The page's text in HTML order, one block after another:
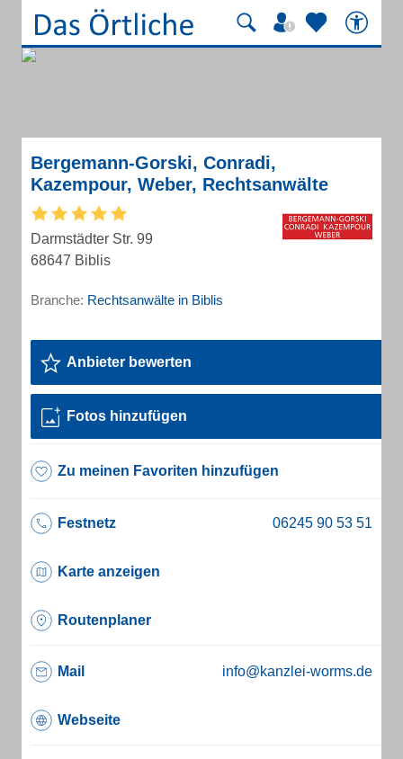
Bergemann-Gorski, Conradi,
Kazempour, Weber, Rechtsanwälte
Darmstädter Str. 99
68647 Biblis
Branche: Rechtsanwälte in Biblis
Anbieter bewerten
Fotos hinzufügen
Zu meinen Favoriten hinzufügen
Festnetz
Karte anzeigen
Routenplaner
Mail info@kanzlei-worms.de
Webseite